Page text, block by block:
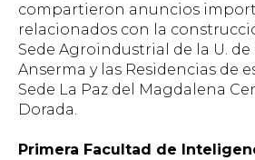
compartieron anuncios
relacionados con la
Sede Agroindustrial de la U. de
Anserma y las Residencias de
Sede La Paz del Magdalena
Dorada.
Primera Facultad de